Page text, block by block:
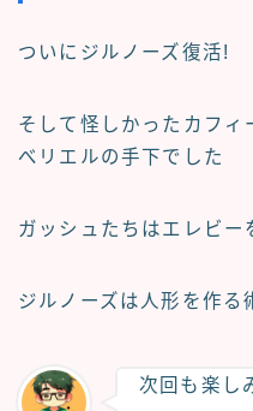
ついにジルノーズ復活!
そして怪しかったカフィ
べリエルの手下でした
ガッシュたちはエレビー
ジルノーズは人形を作る
次回も楽し